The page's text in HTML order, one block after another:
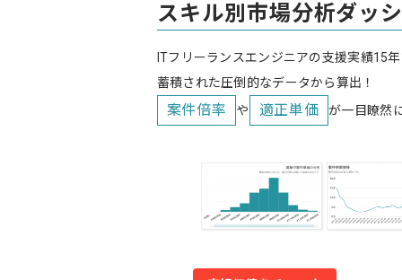
スキル別市場分析ダッ
ITフリーランスエンジニアの支援実績15
蓄積された圧倒的なデータから算出！
案件倍率 や 適正単価 が一目瞭然